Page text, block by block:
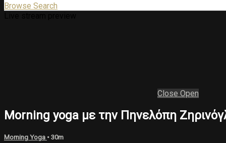
Browse Search
Close Open
Morning yoga με την Πηνελόπη
Morning Yoga • 30m